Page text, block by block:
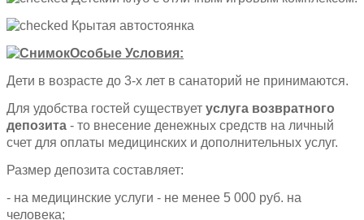
Крытая автостоянка
Особые Условия:
Дети в возрасте до 3-х лет в санаторий не принимаются.
Для удобства гостей существует услуга возвратного
депозита - то внесение денежных средств на личный
счет для оплаты медицинских и дополнительных услуг.
Размер депозита составляет:
- на медицинские услуги - не менее 5 000 руб. на
человека;